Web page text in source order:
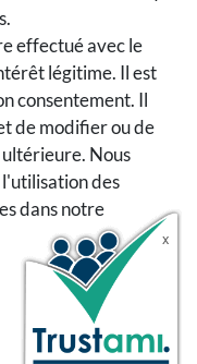
effectué avec le
légitime. Il est
consentement. Il
de modifier ou de
Nous
des
dans notre